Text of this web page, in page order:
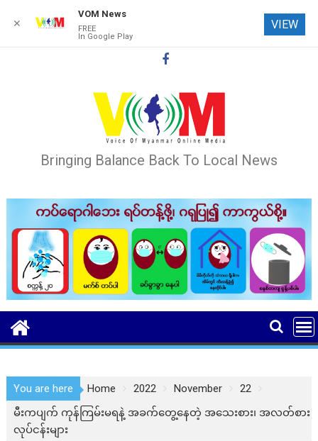
Bringing Balance Back To Local News
You are here Home 2022 November
22
မီးကပျက် ကုန်ကြမ်းမရနဲ့ အခက်တွေ့နေတဲ့ ‌အသေးစား၊ အလတ်စား
လုပ်ငန်းများ
✕
VOM News
FREE
In Google Play
VIEW